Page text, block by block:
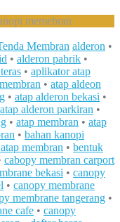
memebran
Membran alderon •
• alderon pabrik •
• aplikator atap
• atap aldeon
• atap alderon bekasi •
atap alderon parkiran •
• atap membran • atap
• bahan kanopi
membran • bentuk
cabopy membran carport
bekasi • canopy
• canopy membrane
membrane tangerang •
cafe • canopy